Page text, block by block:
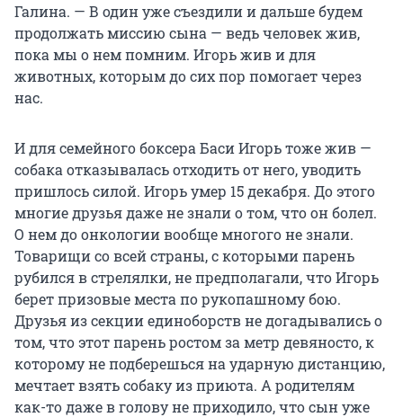
Галина. — В один уже съездили и дальше будем
продолжать миссию сына — ведь человек жив,
пока мы о нем помним. Игорь жив и для
животных, которым до сих пор помогает через
нас.
И для семейного боксера Баси Игорь тоже жив —
собака отказывалась отходить от него, уводить
пришлось силой. Игорь умер 15 декабря. До этого
многие друзья даже не знали о том, что он болел.
О нем до онкологии вообще многого не знали.
Товарищи со всей страны, с которыми парень
рубился в стрелялки, не предполагали, что Игорь
берет призовые места по рукопашному бою.
Друзья из секции единоборств не догадывались о
том, что этот парень ростом за метр девяносто, к
которому не подберешься на ударную дистанцию,
мечтает взять собаку из приюта. А родителям
как-то даже в голову не приходило, что сын уже